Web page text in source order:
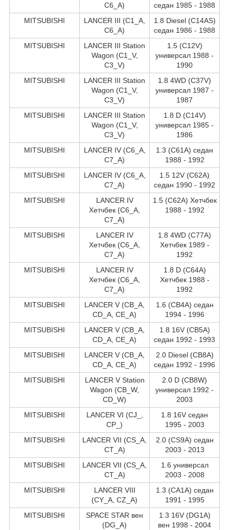
C6_A)
седан 1985 - 1988
MITSUBISHI
LANCER III (C1_A,
C6_A)
1.8 Diesel (C14AS)
седан 1986 - 1988
MITSUBISHI
LANCER III Station
Wagon (C1_V,
C3_V)
1.5 (C12V)
универсал 1988 -
1990
MITSUBISHI
LANCER III Station
Wagon (C1_V,
C3_V)
1.8 4WD (C37V)
универсал 1987 -
1987
MITSUBISHI
LANCER III Station
Wagon (C1_V,
C3_V)
1.8 D (C14V)
универсал 1985 -
1986
MITSUBISHI
LANCER IV (C6_A,
C7_A)
1.3 (C61A) седан
1988 - 1992
MITSUBISHI
LANCER IV (C6_A,
C7_A)
1.5 12V (C62A)
седан 1990 - 1992
MITSUBISHI
LANCER IV
Хетчбек (C6_A,
C7_A)
1.5 (C62A) Хетчбек
1988 - 1992
MITSUBISHI
LANCER IV
Хетчбек (C6_A,
C7_A)
1.8 4WD (C77A)
Хетчбек 1989 -
1992
MITSUBISHI
LANCER IV
Хетчбек (C6_A,
C7_A)
1.8 D (C64A)
Хетчбек 1988 -
1992
MITSUBISHI
LANCER V (CB_A,
CD_A, CE_A)
1.6 (CB4A) седан
1994 - 1996
MITSUBISHI
LANCER V (CB_A,
CD_A, CE_A)
1.8 16V (CB5A)
седан 1992 - 1993
MITSUBISHI
LANCER V (CB_A,
CD_A, CE_A)
2.0 Diesel (CB8A)
седан 1992 - 1996
MITSUBISHI
LANCER V Station
Wagon (CB_W,
CD_W)
2.0 D (CB8W)
универсал 1992 -
2003
MITSUBISHI
LANCER VI (CJ_,
CP_)
1.8 16V седан
1995 - 2003
MITSUBISHI
LANCER VII (CS_A,
CT_A)
2.0 (CS9A) седан
2003 - 2013
MITSUBISHI
LANCER VII (CS_A,
CT_A)
1.6 универсал
2003 - 2008
MITSUBISHI
LANCER VIII
(CY_A, CZ_A)
1.3 (CA1A) седан
1991 - 1995
MITSUBISHI
SPACE STAR вен
(DG_A)
1.3 16V (DG1A)
вен 1998 - 2004